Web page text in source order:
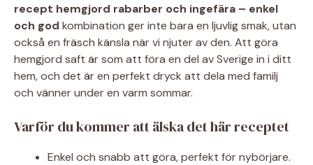
recept hemgjord rabarber och ingefära – enkel
och god kombination ger inte bara en ljuvlig smak, utan
också en fräsch känsla när vi njuter av den. Att göra
hemgjord saft är som att föra en del av Sverige in i ditt
hem, och det är en perfekt dryck att dela med familj
och vänner under en varm sommar.
Varför du kommer att älska det här receptet
Enkel och snabb att göra, perfekt för nybörjare.